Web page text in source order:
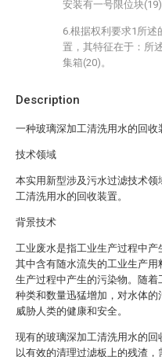
Description
一种玻璃深加工清洗用水的回收
技术领域
本实用新型涉及污水过滤技术
工清洗用水的回收装置。
背景技术
工业废水是指工业生产过程中产
其中含有随水流失的工业生产用
生产过程中产生的污染物。随
种类和数量迅猛增加，对水体的
威胁人类的健康和安全。
现有的玻璃深加工清洗用水的
以有效的清理过滤板上的残渣
安装有一号限位块(19)
6.根据权利要求1所述
置，其特征在于：所
集箱(20)。